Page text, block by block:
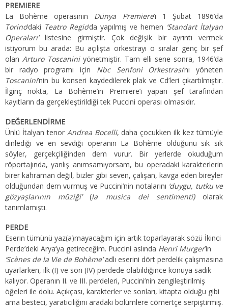
PREMIERE
La Bohème operasının Dünya Premiere’i 1 Şubat 1896’da
Torino’daki Teatro Regio’da yapılmış ve hemen ‘Standart İtalyan
Operaları’listesine girmiştir. Çok değişik bir ayrıntı vermek
istiyorum bu arada: Bu açılışta orkestrayı o sıralar genç bir şef
olan Arturo Toscanini yönetmiştir. Tam elli sene sonra, 1946’da
bir radyo programı için Nbc Senfoni Orkestrası’nı yöneten
Toscanini’nin bu konseri kaydedilerek plak ve Cd’leri çıkartılmıştır.
İlginç nokta, La Bohème’in Premiere’i yapan şef tarafından
kayıtların da gerçekleştirildiği tek Puccini operası olmasıdır.
DEĞERLENDİRME
Ünlü İtalyan tenor Andrea Bocelli, daha çocukken ilk kez tümüyle
dinlediği ve en sevdiği operanın La Bohème olduğunu sık sık
söyler, gerçekçiliğinden dem vurur. Bir yerlerde okuduğum
röportajında, yanlış anımsamıyorsam, bu operadaki karakterlerin
birer kahraman değil, bizler gibi seven, çalışan, kavga eden bireyler
olduğundan dem vurmuş ve Puccini’nin notalarını ‘duygu, tutku ve
gözyaşlarının müziği’(la musica dei sentimenti)olarak
tanımlamıştı.
PERDE
Eserin tümünü yaz(a)mayacağım için artık toparlayarak sözü İkinci
Perde’deki Arya’ya getireceğim. Puccini aslında Henri Murger’in
‘Scènes de la Vie de Bohème’adlı eserini dört perdelik çalışmasına
uyarlarken, ilk (I) ve son (IV) perdede olabildiğince konuya sadık
kalıyor. Operanın II. ve III. perdeleri, Puccini’nin zengileştirilmiş
öğeleri ile dolu. Açıkçası, karakterler ve sonları, kitapta olduğu gibi
ama besteci, yaratıcılığını aradaki bölümlere cömertçe serpiştirmiş.